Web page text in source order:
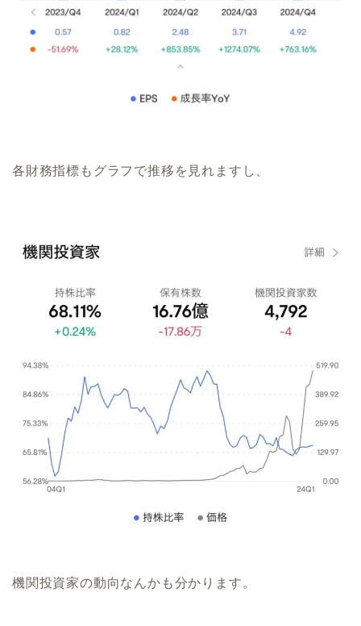
各財務指標もグラフで推移を見れますし、
機関投資家の動向なんかも分かります。